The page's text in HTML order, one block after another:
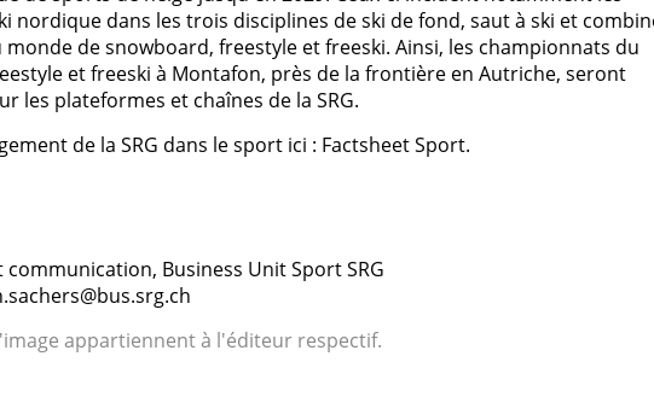
nordique dans les trois disciplines de ski de fond, saut à ski et
de snowboard, freestyle et freeski. Ainsi, les championnats du
et freeski à Montafon, près de la frontière en Autriche, seront
les plateformes et chaînes de la SRG.
de la SRG dans le sport ici : Factsheet Sport.
Business Unit Sport SRG
appartiennent à l'éditeur respectif.